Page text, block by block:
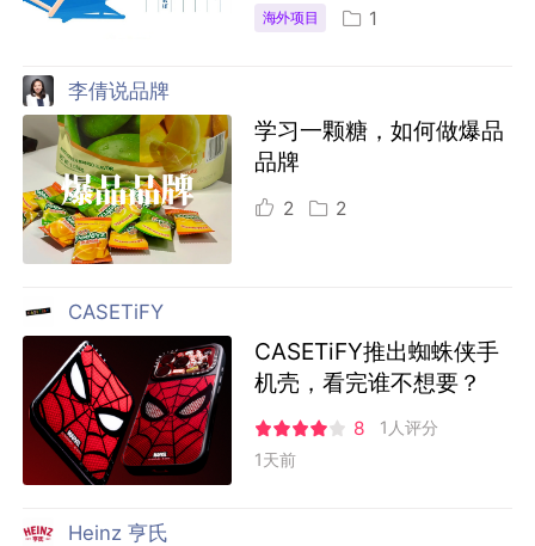
海外项目 1
李倩说品牌
学习一颗糖，如何做爆品
品牌
2 2
CASETiFY
CASETiFY推出蜘蛛侠手
机壳，看完谁不想要？
8
1人评分
1天前
Heinz 亨氏